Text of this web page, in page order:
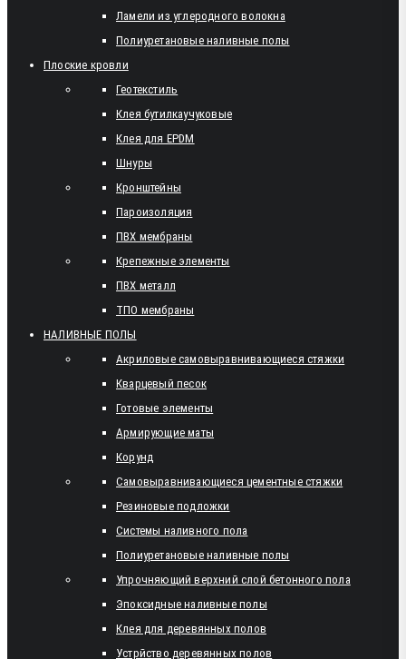
Ламели из углеродного волокна
Полиуретановые наливные полы
Плоские кровли
Геотекстиль
Клея бутилкаучуковые
Клея для EPDM
Шнуры
Кронштейны
Пароизоляция
ПВХ мембраны
Крепежные элементы
ПВХ металл
ТПО мембраны
НАЛИВНЫЕ ПОЛЫ
Акриловые самовыравнивающиеся стяжки
Кварцевый песок
Готовые элементы
Армирующие маты
Корунд
Самовыравнивающиеся цементные стяжки
Резиновые подложки
Системы наливного пола
Полиуретановые наливные полы
Упрочняющий верхний слой бетонного пола
Эпоксидные наливные полы
Клея для деревянных полов
Устрйство деревянных полов